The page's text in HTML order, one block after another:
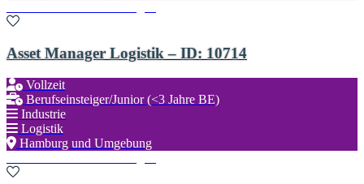
Asset Manager Logistik – ID: 10714
Vollzeit
Berufseinsteiger/Junior (<3 Jahre BE)
Industrie
Logistik
Hamburg und Umgebung